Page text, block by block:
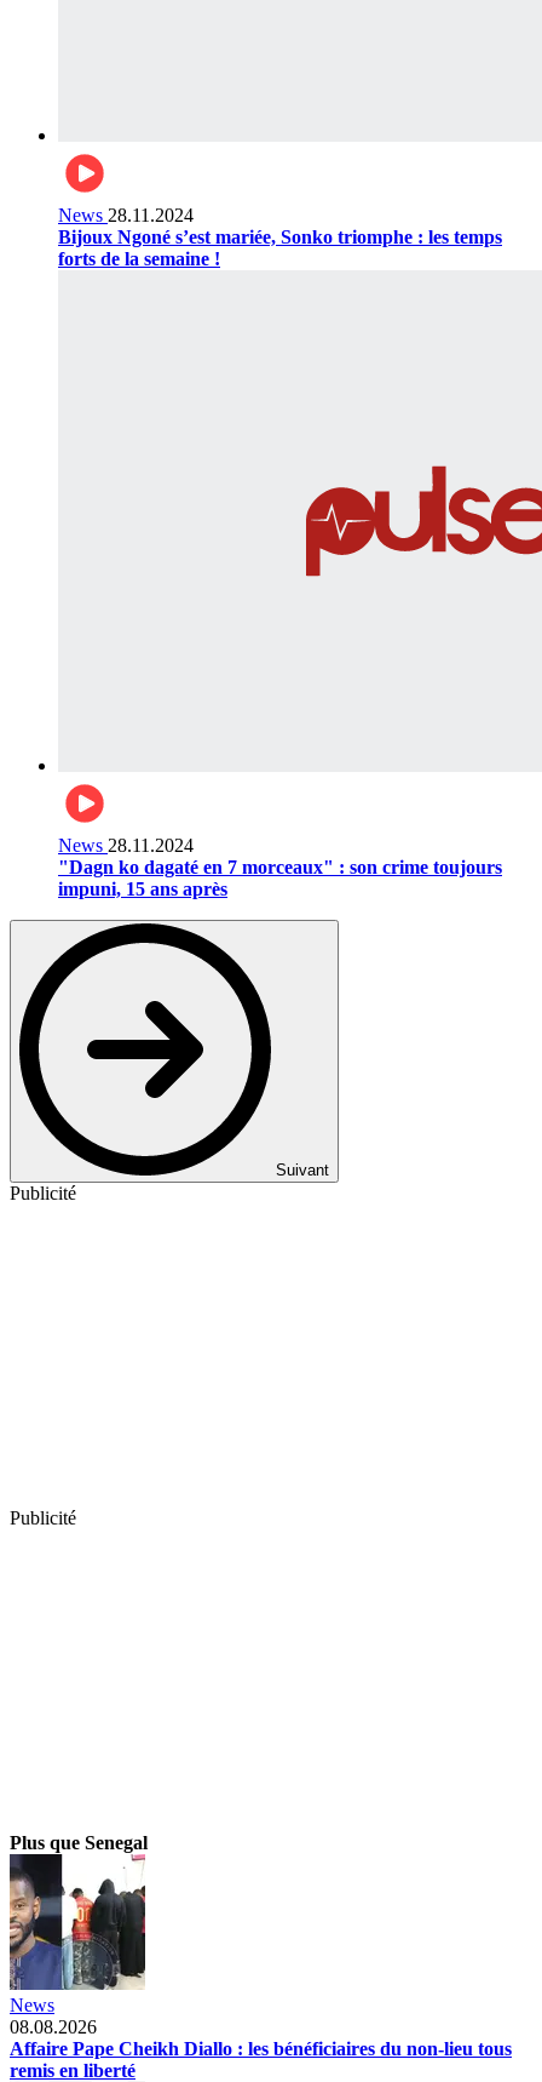
News 28.11.2024
Bijoux Ngoné s’est mariée, Sonko triomphe : les temps
forts de la semaine !
News 28.11.2024
"Dagn ko dagaté en 7 morceaux" : son crime toujours
impuni, 15 ans après
Suivant
Publicité
Publicité
Plus que Senegal
News
08.08.2026
Affaire Pape Cheikh Diallo : les bénéficiaires du non-lieu tous
remis en liberté